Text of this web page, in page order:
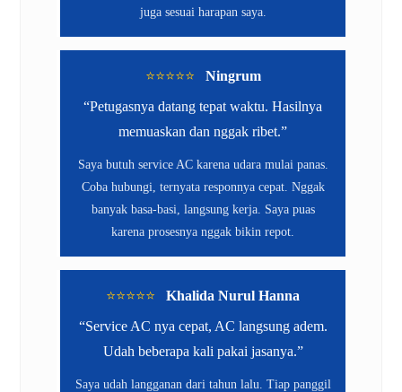
juga sesuai harapan saya.
⭐️⭐️⭐️⭐️⭐️
Ningrum
“Petugasnya datang tepat waktu. Hasilnya
memuaskan dan nggak ribet.”
Saya butuh service AC karena udara mulai panas.
Coba hubungi, ternyata responnya cepat. Nggak
banyak basa-basi, langsung kerja. Saya puas
karena prosesnya nggak bikin repot.
⭐️⭐️⭐️⭐️⭐️
Khalida Nurul Hanna
“Service AC nya cepat, AC langsung adem.
Udah beberapa kali pakai jasanya.”
Saya udah langganan dari tahun lalu. Tiap panggil